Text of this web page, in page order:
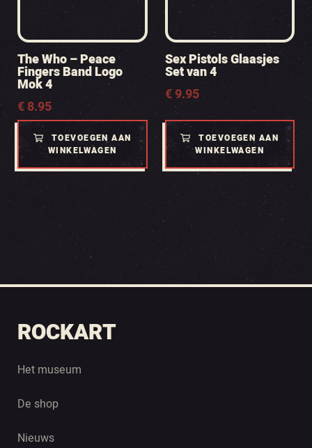
The Who – Peace
Fingers Band Logo
Mok 4
€8.95
TOEVOEGEN AAN
WINKELWAGEN
Sex Pistols Glaasjes
Set van 4
€9.95
TOEVOEGEN AAN
WINKELWAGEN
ROCKART
Het museum
De shop
Nieuws